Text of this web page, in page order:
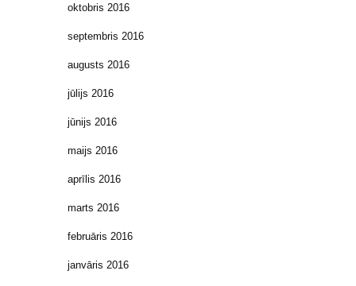
oktobris 2016
septembris 2016
augusts 2016
jūlijs 2016
jūnijs 2016
maijs 2016
aprīlis 2016
marts 2016
februāris 2016
janvāris 2016